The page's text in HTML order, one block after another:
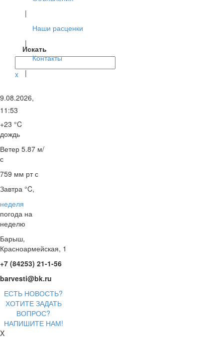
Искать
x
|
Наши расценки
|
Контакты
|
9.08.2026,
11:53
+23 °C
дождь
Ветер 5.87 м/
с
759 мм рт с
Завтра °C,
неделя
погода на
неделю
Барыш,
Красноармейская, 1
+7 (84253) 21-1-56
barvesti@bk.ru
ЕСТЬ НОВОСТЬ?
ХОТИТЕ ЗАДАТЬ
ВОПРОС?
НАПИШИТЕ НАМ!
X